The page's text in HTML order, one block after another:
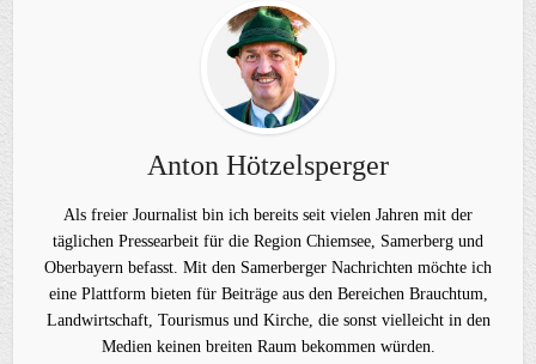
Anton Hötzelsperger
Als freier Journalist bin ich bereits seit vielen Jahren mit der
täglichen Pressearbeit für die Region Chiemsee, Samerberg und
Oberbayern befasst. Mit den Samerberger Nachrichten möchte ich
eine Plattform bieten für Beiträge aus den Bereichen Brauchtum,
Landwirtschaft, Tourismus und Kirche, die sonst vielleicht in den
Medien keinen breiten Raum bekommen würden.